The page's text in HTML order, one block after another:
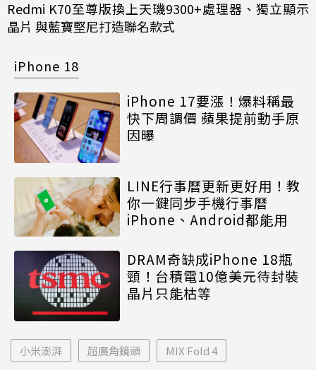
Redmi K70至尊版換上天璣9300+處理器、獨立顯示
晶片 與藍寶堅尼打造聯名款式
iPhone 18
iPhone 17要漲！爆料稱最
快下周調價 蘋果提前動手原
因曝
LINE行事曆更新更好用！教
你一鍵同步手機行事曆
iPhone、Android都能用
DRAM奇缺成iPhone 18瓶
頸！台積電10億美元待封裝
晶片只能枯等
小米澎湃 超廣角鏡頭 MIX Fold 4